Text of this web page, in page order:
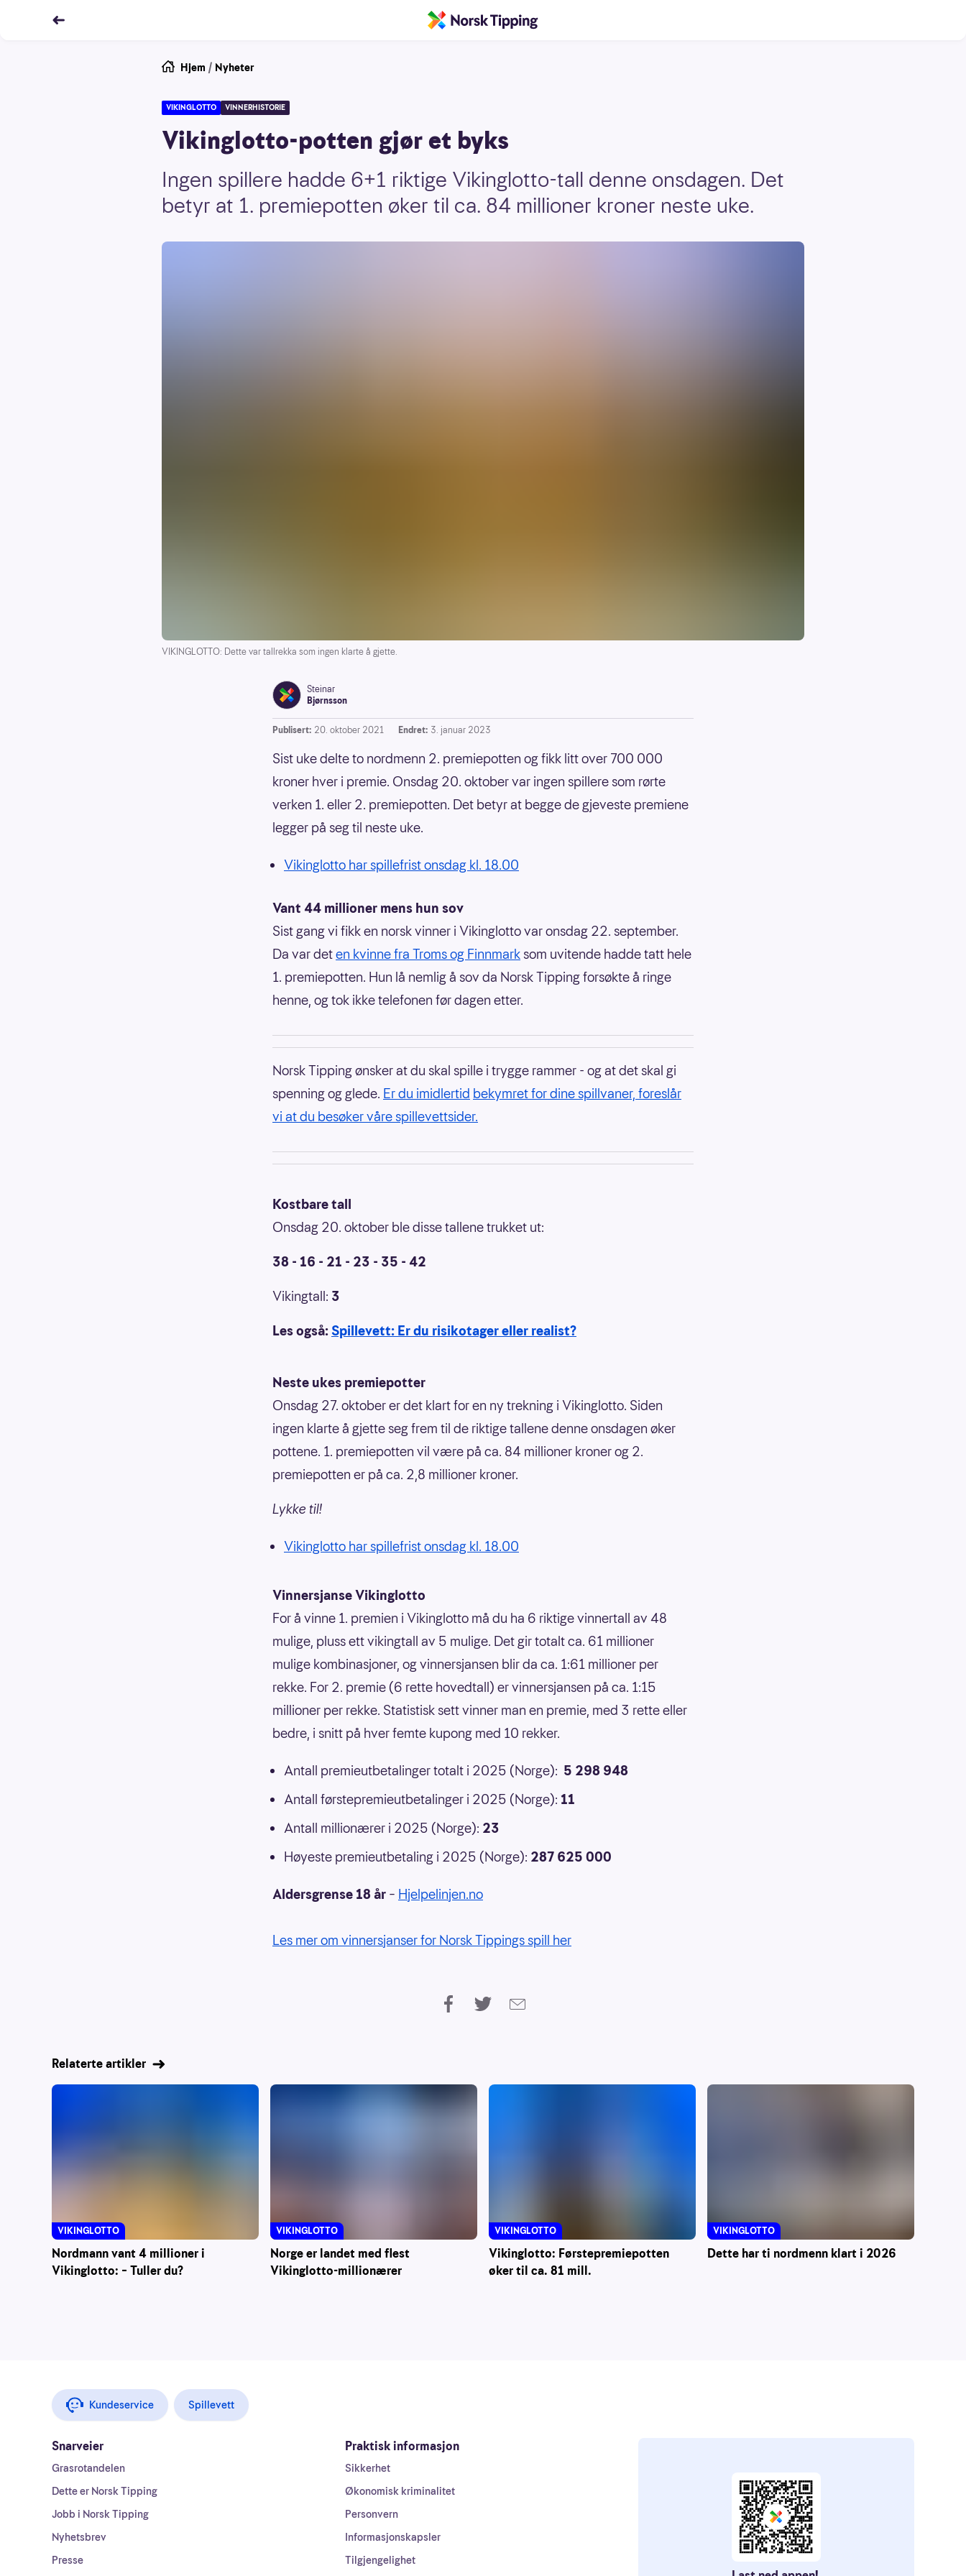
Hjem / Nyheter
VIKINGLOTTO VINNERHISTORIE
Vikinglotto-potten gjør et byks
Ingen spillere hadde 6+1 riktige Vikinglotto-tall denne onsdagen. Det
betyr at 1. premiepotten øker til ca. 84 millioner kroner neste uke.
VIKINGLOTTO: Dette var tallrekka som ingen klarte å gjette.
Steinar
Bjørnsson
Publisert: 20. oktober 2021 Endret: 3. januar 2023
Sist uke delte to nordmenn 2. premiepotten og fikk litt over 700 000
kroner hver i premie. Onsdag 20. oktober var ingen spillere som rørte
verken 1. eller 2. premiepotten. Det betyr at begge de gjeveste premiene
legger på seg til neste uke.
Vikinglotto har spillefrist onsdag kl. 18.00
Vant 44 millioner mens hun sov
Sist gang vi fikk en norsk vinner i Vikinglotto var onsdag 22. september.
Da var deten kvinne fra Troms og Finnmark som uvitende hadde tatt hele
1. premiepotten. Hun lå nemlig å sov da Norsk Tipping forsøkte å ringe
henne, og tok ikke telefonen før dagen etter.
Norsk Tipping ønsker at du skal spille i trygge rammer - og at det skal gi
spenning og glede. Er du imidlertid bekymret for dine spillvaner, foreslår
vi at du besøker våre spillevettsider.
Kostbare tall
Onsdag 20. oktober ble disse tallene trukket ut:
38 - 16 - 21 - 23 - 35 - 42
Vikingtall: 3
Les også: Spillevett: Er du risikotager eller realist?
Neste ukes premiepotter
Onsdag 27. oktober er det klart for en ny trekning i Vikinglotto. Siden
ingen klarte å gjette seg frem til de riktige tallene denne onsdagen øker
pottene. 1. premiepotten vil være på ca. 84 millioner kroner og 2.
premiepotten er på ca. 2,8 millioner kroner.
Lykke til!
Vikinglotto har spillefrist onsdag kl. 18.00
Vinnersjanse Vikinglotto
For å vinne 1. premien i Vikinglotto må du ha 6 riktige vinnertall av 48
mulige, pluss ett vikingtall av 5 mulige. Det gir totalt ca. 61 millioner
mulige kombinasjoner, og vinnersjansen blir da ca. 1:61 millioner per
rekke. For 2. premie (6 rette hovedtall) er vinnersjansen på ca. 1:15
millioner per rekke. Statistisk sett vinner man en premie, med 3 rette eller
bedre, i snitt på hver femte kupong med 10 rekker.
Antall premieutbetalinger totalt i 2025 (Norge): 5 298 948
Antall førstepremieutbetalinger i 2025 (Norge): 11
Antall millionærer i 2025 (Norge): 23
Høyeste premieutbetaling i 2025 (Norge): 287 625 000
Aldersgrense 18 år – Hjelpelinjen.no
Les mer om vinnersjanser for Norsk Tippings spill her
Relaterte artikler
Nordmann vant 4 millioner i
Vikinglotto: – Tuller du?
VIKINGLOTTO
Norge er landet med flest
Vikinglotto-millionærer
VIKINGLOTTO
Vikinglotto: Førstepremiepotten
øker til ca. 81 mill.
VIKINGLOTTO
Dette har ti nordmenn klart i 2026
VIKINGLOTTO
Kundeservice Spillevett
Snarveier
Grasrotandelen
Dette er Norsk Tipping
Jobb i Norsk Tipping
Nyhetsbrev
Presse
Praktisk informasjon
Sikkerhet
Økonomisk kriminalitet
Personvern
Informasjonskapsler
Tilgjengelighet